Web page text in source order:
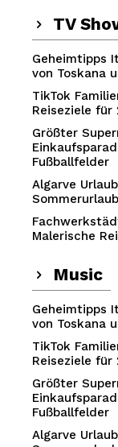
TV
Geheimtipps
von Toskana
TikTok
Reiseziele für
Größter
Fußballfelder
Algarve
Malerische
Music
Geheimtipps
von Toskana
TikTok
Reiseziele für
Größter
Fußballfelder
Algarve